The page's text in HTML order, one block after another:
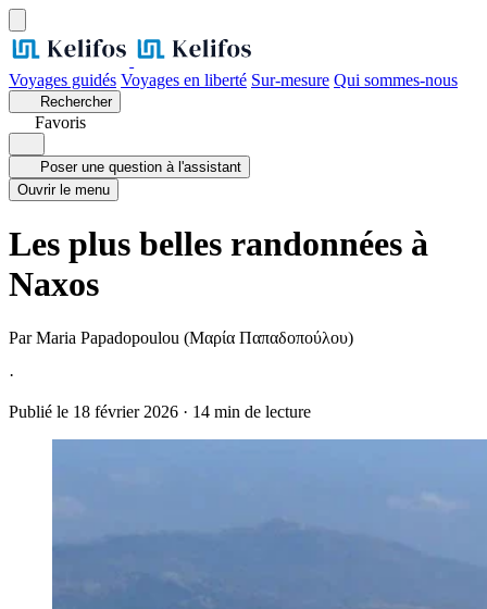
Voyages guidés Voyages en liberté Sur-mesure Qui sommes-nous
Rechercher
Favoris
Poser une question à l'assistant
Ouvrir le menu
Les plus belles randonnées à
Naxos
ParMaria Papadopoulou (Μαρία Παπαδοπούλου)
·
Publié le 18 février 2026 · 14 min de lecture